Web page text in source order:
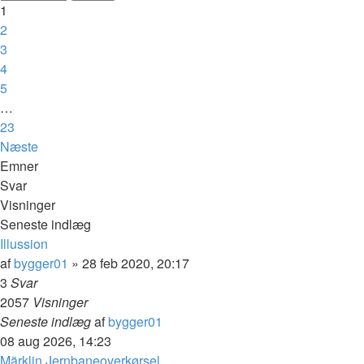
1
2
3
4
5
…
23
Næste
Emner
Svar
Visninger
Seneste indlæg
Illussion
afbygger01 » 28 feb 2020, 20:17
3 Svar
2057 Visninger
Seneste indlægafbygger01
08 aug 2026, 14:23